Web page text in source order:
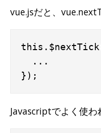
vue.jsだと、
  ...
Javascriptでよく使